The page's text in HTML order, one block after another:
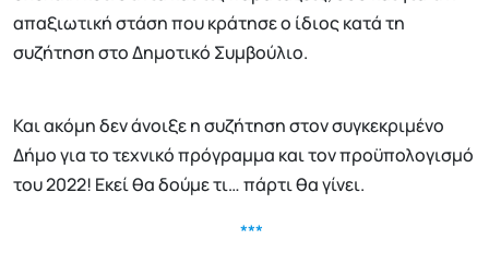
απαξιωτική στάση που κράτησε ο ίδιος κατά τη
συζήτηση στο Δημοτικό Συμβούλιο.
Και ακόμη δεν άνοιξε η συζήτηση στον συγκεκριμένο
Δήμο για το τεχνικό πρόγραμμα και τον προϋπολογισμό
του 2022! Εκεί θα δούμε τι… πάρτι θα γίνει.
***